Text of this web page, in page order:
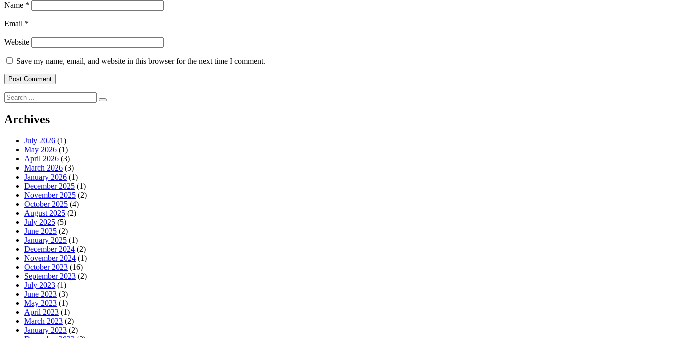
Name *
Email *
Website
Save my name, email, and website in this browser for the next time I comment.
Search
for:
Archives
July 2026 (1)
May 2026 (1)
April 2026 (3)
March 2026 (3)
January 2026 (1)
December 2025 (1)
November 2025 (2)
October 2025 (4)
August 2025 (2)
July 2025 (5)
June 2025 (2)
January 2025 (1)
December 2024 (2)
November 2024 (1)
October 2023 (16)
September 2023 (2)
July 2023 (1)
June 2023 (3)
May 2023 (1)
April 2023 (1)
March 2023 (2)
January 2023 (2)